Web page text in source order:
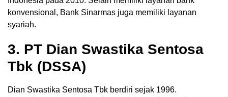
konvensional, Bank Sinarmas juga memiliki layanan
syariah.
3. PT Dian Swastika Sentosa
Tbk (DSSA)
Dian Swastika Sentosa Tbk berdiri sejak 1996.